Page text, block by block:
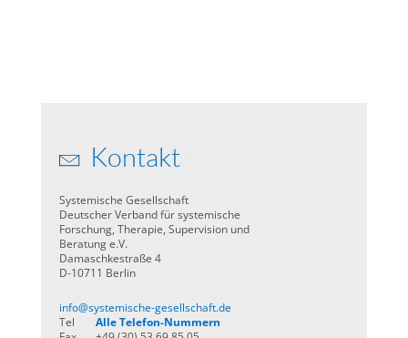
Kontakt
Systemische Gesellschaft
Deutscher Verband für systemische
Forschung, Therapie, Supervision und
Beratung e.V.
Damaschkestraße 4
D-10711 Berlin
info@systemische-gesellschaft.de
Tel
Alle Telefon-Nummern